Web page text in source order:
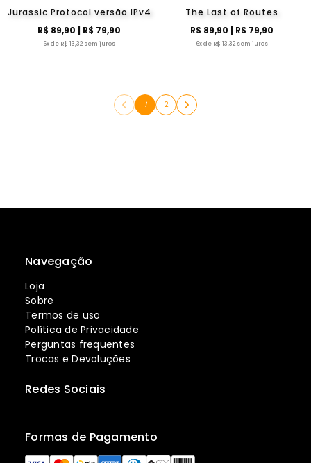
Jurassic Protocol versão IPv4
R$ 89,90| R$ 79,90
6x de R$ 13,32 sem juros
The Last of Routes
R$ 89,90| R$ 79,90
6x de R$ 13,32 sem juros
1 2
Navegação
Loja
Sobre
Termos de uso
Política de Privacidade
Perguntas frequentes
Trocas e Devoluções
Formas de Pagamento
Redes Sociais